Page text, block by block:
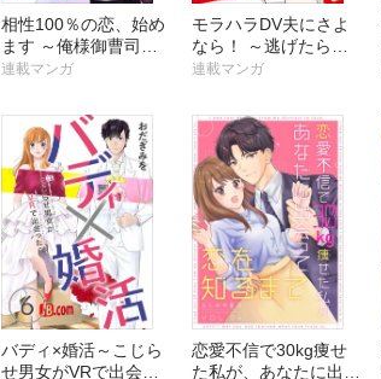
相性100％の恋、始め
ます ～俺様御曹司と
こじらせデキ女の凸凹
連載マンガ
モラハラDV夫にさよ
なら！ ～逃げたら新
たな恋が始まりました
連載マンガ
バディ×婚活～こじら
せ男女がVRで出会っ
恋愛不信で30kg痩せ
た私が、あなたに出会